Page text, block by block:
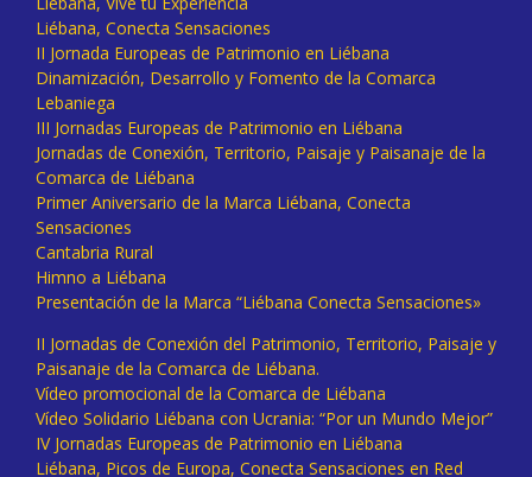
Liébana, Conecta Sensaciones
II Jornada Europeas de Patrimonio en Liébana
Dinamización, Desarrollo y Fomento de la Comarca
Lebaniega
III Jornadas Europeas de Patrimonio en Liébana
Jornadas de Conexión, Territorio, Paisaje y Paisanaje de la
Comarca de Liébana
Primer Aniversario de la Marca Liébana, Conecta
Sensaciones
Cantabria Rural
Himno a Liébana
Presentación de la Marca “Liébana Conecta Sensaciones»
II Jornadas de Conexión del Patrimonio, Territorio, Paisaje y
Paisanaje de la Comarca de Liébana.
Vídeo promocional de la Comarca de Liébana
Vídeo Solidario Liébana con Ucrania: “Por un Mundo Mejor”
IV Jornadas Europeas de Patrimonio en Liébana
Liébana, Picos de Europa, Conecta Sensaciones en Red